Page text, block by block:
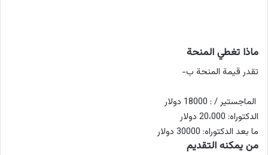
ماذا تغطي المنحة
تقدر قيمة المنحة ب-
الماجستير / : 18000 دولار
الدكتوراه: 20،000 دولار
ما بعد الدكتوراه: 30000 دولار
من يمكنه التقديم